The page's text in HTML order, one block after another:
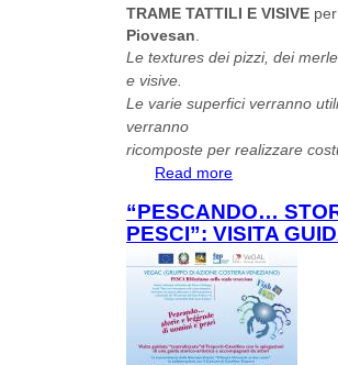
TRAME TATTILI E VISIVE
Piovesan
Le textures dei pizzi, dei
e visive.
Le varie superfici verranno
verranno
ricomposte per realizzare
Read more
“PESCANDO…
PESCI”: VISITA